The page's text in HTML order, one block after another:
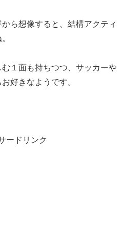
ら想像すると、結構アクティ
１面も持ちつつ、サッカーや
好きなようです。
ードリンク